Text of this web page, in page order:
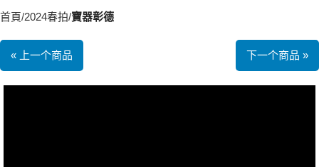
首頁 2024春拍 寶器彰德
« 上一个商品 下一个商品 »